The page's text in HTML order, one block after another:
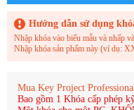
Hướng dẫn sử dụng
Nhập khóa vào biểu mẫu và nhấp
Nhập khóa sản phẩm này (ví
Mua Key Project
Bao gồm 1 Khóa cấp phép